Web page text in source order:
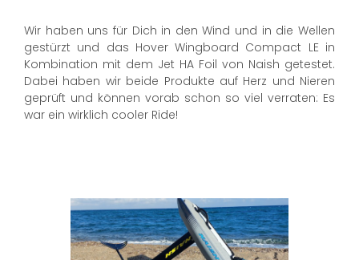
Wir haben uns für Dich in den Wind und in die Wellen
gestürzt und das Hover Wingboard Compact LE in
Kombination mit dem Jet HA Foil von Naish getestet.
Dabei haben wir beide Produkte auf Herz und Nieren
geprüft und können vorab schon so viel verraten: Es
war ein wirklich cooler Ride!